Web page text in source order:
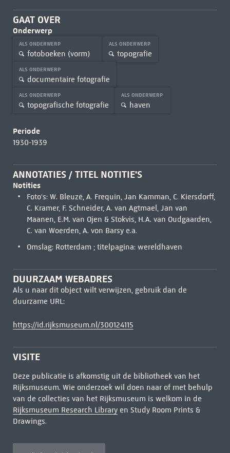
GAAT OVER
Onderwerp
ALS ONDERWERP
fotoboeken (vorm)
ALS ONDERWERP
topografie
ALS ONDERWERP
documentaire fotografie
ALS ONDERWERP
topografische fotografie
ALS ONDERWERP
haven
Periode
1930-1939
ANNOTATIES / TITEL NOTITIE'S
Notities
Foto's: W. Bleuzé, A. Frequin, Jan Kamman, C. Kiersdorff,
C. Kramer, F. Schneider, A. van Agtmael, Jan van
Maanen, E.M. van Ojen & Stokvis, H.A. van Oudgaarden,
C. van Woerden, A. von Barsy e.a.
Omslag: Rotterdam ; titelpagina: wereldhaven
DUURZAAM WEBADRES
Als u naar dit object wilt verwijzen, gebruik dan de
duurzame URL:
https://id.rijksmuseum.nl/300124115
VISITE
Deze publicatie is afkomstig uit de bibliotheek van het
Rijksmuseum. Wie onderzoek wil doen naar of met behulp
van de collecties van het Rijksmuseum is welkom in de
Rijksmuseum Research Libraryen Study Room Prints &
Drawings.